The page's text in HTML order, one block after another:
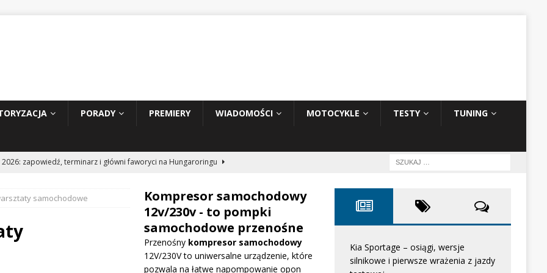
PORADY PREMIERY WIADOMOŚCI MOTOCYKLE TESTY TUNING
2026: zapowiedź, terminarz i główni faworyci na Hungaroringu
2: Tom Cruise wraca za kierownicę NASCAR
WIADOMOŚCI
dużą aktualizację na GP Węgier i testuje skrzydło Macarena
samochodowe
Kompresor samochodowy
12v/230v - to pompki
samochodowe przenośne
Przenośny kompresor samochodowy
12V/230V to uniwersalne urządzenie, które
pozwala na łatwe napompowanie opon
Kia Sportage – osiągi, wersje
silnikowe i pierwsze wrażenia z jazdy